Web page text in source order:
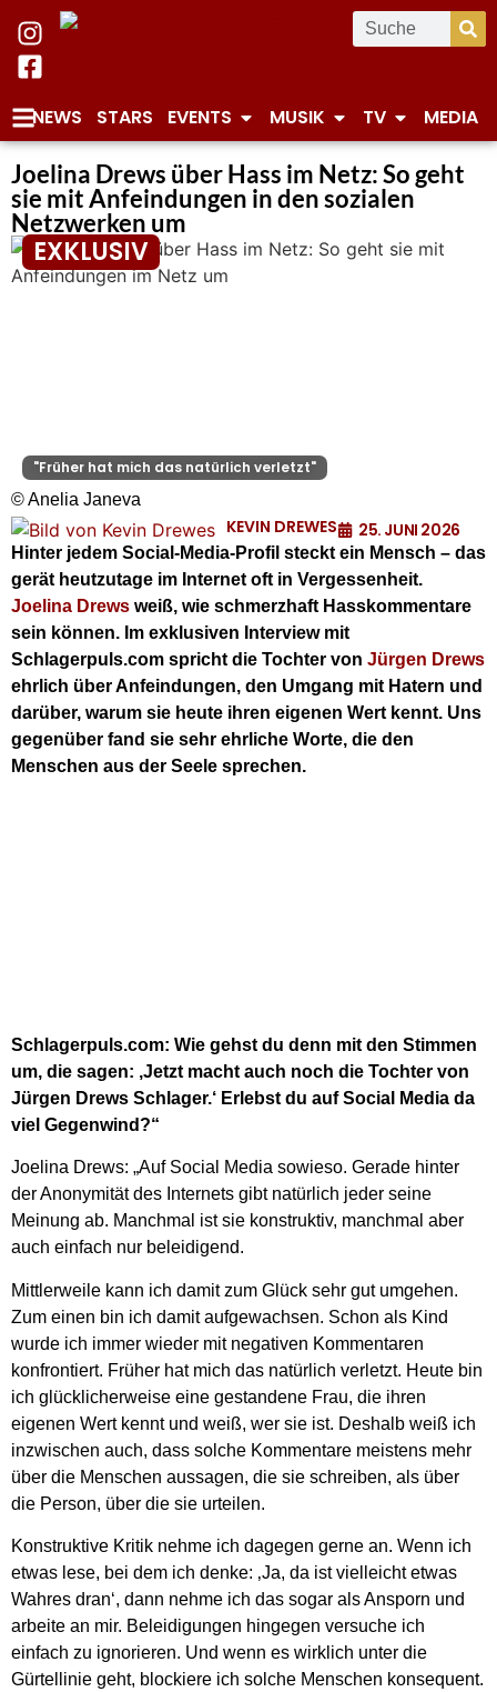
NEWS STARS EVENTS MUSIK TV MEDIA
Joelina Drews über Hass im Netz: So geht
sie mit Anfeindungen in den sozialen
Netzwerken um
EXKLUSIV
"Früher hat mich das natürlich verletzt"
© Anelia Janeva
KEVIN DREWES 25. JUNI 2026
Hinter jedem Social-Media-Profil steckt ein Mensch – das
gerät heutzutage im Internet oft in Vergessenheit.
Joelina Drews weiß, wie schmerzhaft Hasskommentare
sein können. Im exklusiven Interview mit
Schlagerpuls.com spricht die Tochter von Jürgen Drews
ehrlich über Anfeindungen, den Umgang mit Hatern und
darüber, warum sie heute ihren eigenen Wert kennt. Uns
gegenüber fand sie sehr ehrliche Worte, die den
Menschen aus der Seele sprechen.
Schlagerpuls.com: Wie gehst du denn mit den Stimmen
um, die sagen: ‚Jetzt macht auch noch die Tochter von
Jürgen Drews Schlager.‘ Erlebst du auf Social Media da
viel Gegenwind?“
Joelina Drews: „Auf Social Media sowieso. Gerade hinter
der Anonymität des Internets gibt natürlich jeder seine
Meinung ab. Manchmal ist sie konstruktiv, manchmal aber
auch einfach nur beleidigend.
Mittlerweile kann ich damit zum Glück sehr gut umgehen.
Zum einen bin ich damit aufgewachsen. Schon als Kind
wurde ich immer wieder mit negativen Kommentaren
konfrontiert. Früher hat mich das natürlich verletzt. Heute bin
ich glücklicherweise eine gestandene Frau, die ihren
eigenen Wert kennt und weiß, wer sie ist. Deshalb weiß ich
inzwischen auch, dass solche Kommentare meistens mehr
über die Menschen aussagen, die sie schreiben, als über
die Person, über die sie urteilen.
Konstruktive Kritik nehme ich dagegen gerne an. Wenn ich
etwas lese, bei dem ich denke: ‚Ja, da ist vielleicht etwas
Wahres dran‘, dann nehme ich das sogar als Ansporn und
arbeite an mir. Beleidigungen hingegen versuche ich
einfach zu ignorieren. Und wenn es wirklich unter die
Gürtellinie geht, blockiere ich solche Menschen konsequent.